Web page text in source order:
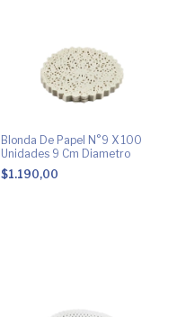
Blonda De Papel N°9 X 100
Unidades 9 Cm Diametro
$1.190,00